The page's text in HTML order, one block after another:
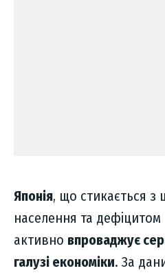
Японія, що стикається з
населення та дефіцитом
активно впроваджує
галузі економіки. За